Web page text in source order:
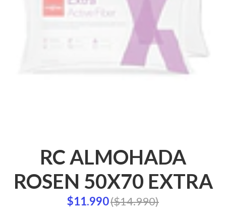
RC ALMOHADA
ROSEN 50X70 EXTRA
$11.990($14.990)